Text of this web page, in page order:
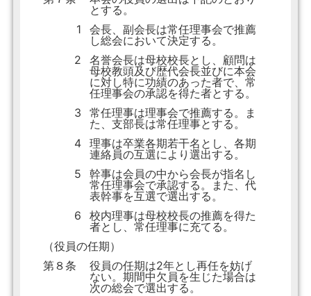
とする。
1
会長、副会長は常任理事会で推薦
し総会において決定する。
2
名誉会長は母校校長とし、顧問は
母校教頭及び歴代会長並びに本会
に対し特に功績のあった者で、常
任理事会の承認を得た者とする。
3
常任理事は理事会で推薦する。ま
た、支部長は常任理事とする。
4
理事は卒業各期若干名とし、各期
連絡員の互選により選出する。
5
幹事は会員の中から会長が指名し
常任理事会で承認する。また、代
表幹事を互選で選出する。
6
校内理事は母校校長の推薦を得た
者とし、常任理事に充てる。
（役員の任期）
第８条
役員の任期は2年とし再任を妨げ
ない。期間中欠員を生じた場合は
次の総会で選出する。